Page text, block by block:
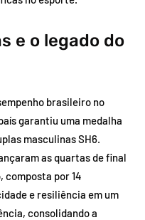
e o legado do
brasileiro no
garantiu uma medalha
masculinas SH6.
as quartas de final
composta por 14
e resiliência em um
consolidando a